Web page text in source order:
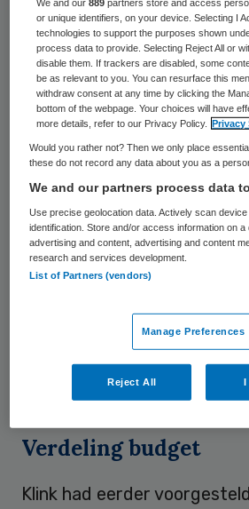
Stafmaatschap
In het plan dat Klink
heeft voorgelegd, krijgen
per ziekenhuis eenbudget
gezamenlijke artsen,
zogenoemde
Dokters die bijvoorbeeld
maken, zeer vernieuwend
patiënten heel goede zorg
via dat verdeelsysteem
dan artsen die bijvoorbeeld
de automatische piloot
Verdeling budget
Klink had eerder
We and our889 partners store and access
or unique identifiers, on your device. Selecting I
technologies to support the purposes shown
process data to provide. Selecting Reject All or
disable them. If trackers are disabled, some
be as relevant to you. You can resurface this
withdraw consent at any time by clicking the
bottom of the webpage. Your choices will have
more details, refer to our Privacy Policy.
Privacy
Would you rather not? Then we only place
these do not record any data about you as a
We and our partners process data
Use precise geolocation data. Actively scan
identification. Store and/or access information on a
advertising and content, advertising and content
research and services development.
List of Partners (vendors)
Manage Preferences
Reject All I